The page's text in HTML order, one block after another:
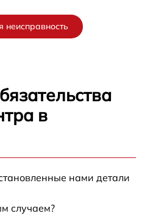
неисправность
в
нами детали
случаем?